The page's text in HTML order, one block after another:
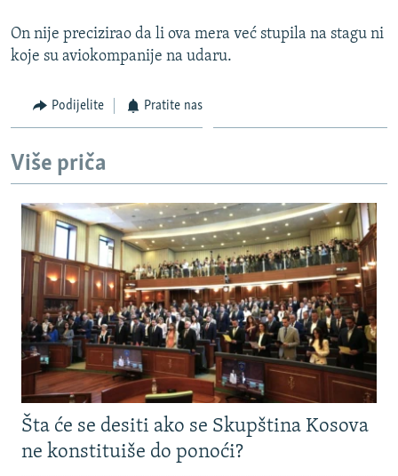
POPLAVE I KLIZIŠTA U BIH 2024.
POST SCRIPTUM
TRI DECENIJE OD RATA U BIH
SVE KARTE DEJTONA
NASTANAK I RASPAD JUGOSLAVIJE
On nije precizirao da li ova mera već stupila na stagu ni
koje su aviokompanije na udaru.
Podijelite Pratite nas
Više priča
Šta će se desiti ako se Skupština Kosova
ne konstituiše do ponoći?